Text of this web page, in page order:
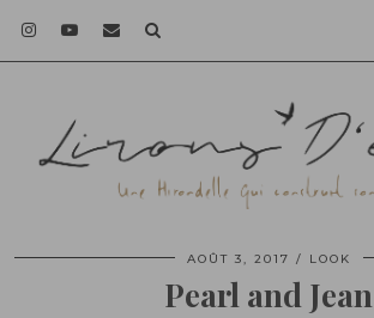
AOÛT 3, 2017 LOOK
Pearl and Jean